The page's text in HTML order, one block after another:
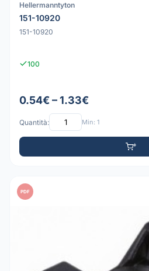
Hellermanntyton
151-10920
151-10920
100
0.54€ – 1.33€
Quantità: Min: 1
PDF